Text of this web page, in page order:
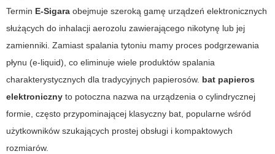
Termin E-Sigara obejmuje szeroką gamę urządzeń elektronicznych
służących do inhalacji aerozolu zawierającego nikotynę lub jej
zamienniki. Zamiast spalania tytoniu mamy proces podgrzewania
płynu (e-liquid), co eliminuje wiele produktów spalania
charakterystycznych dla tradycyjnych papierosów. bat papieros
elektroniczny to potoczna nazwa na urządzenia o cylindrycznej
formie, często przypominającej klasyczny bat, popularne wśród
użytkowników szukających prostej obsługi i kompaktowych
rozmiarów.